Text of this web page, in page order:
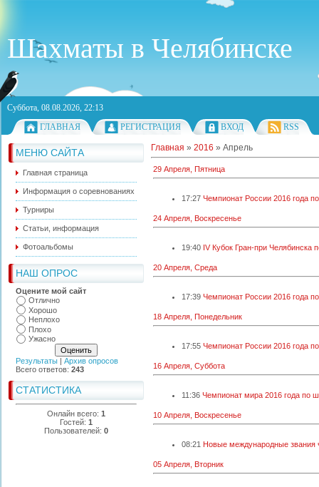
Шахматы в Челябинске
Суббота, 08.08.2026, 22:13
ГЛАВНАЯ
РЕГИСТРАЦИЯ ВХОД RSS
МЕНЮ САЙТА
Главная страница
Информация о соревнованиях
Турниры
Статьи, информация
Фотоальбомы
НАШ ОПРОС
Оцените мой сайт
Отлично
Хорошо
Неплохо
Плохо
Ужасно
Результаты | Архив опросов
Всего ответов: 243
СТАТИСТИКА
Онлайн всего: 1
Гостей: 1
Пользователей: 0
Главная » 2016 » Апрель
29 Апреля, Пятница
17:27 Чемпионат России 2016 года
24 Апреля, Воскресенье
19:40 IV Кубок Гран-при
20 Апреля, Среда
17:39 Чемпионат России 2016 года
18 Апреля, Понедельник
17:55 Чемпионат России 2016 года
16 Апреля, Суббота
11:36 Чемпионат мира 2016 года по
10 Апреля, Воскресенье
08:21 Новые международные звания
05 Апреля, Вторник